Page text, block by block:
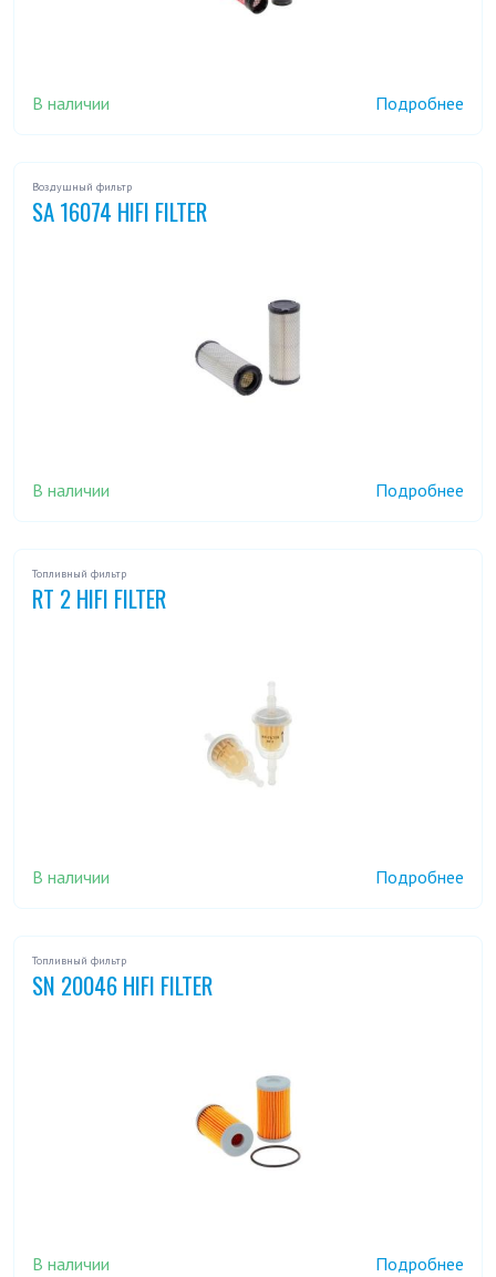
В наличии Подробнее
Воздушный фильтр
SA 16074 HIFI FILTER
В наличии Подробнее
Топливный фильтр
RT 2 HIFI FILTER
В наличии Подробнее
Топливный фильтр
SN 20046 HIFI FILTER
В наличии Подробнее